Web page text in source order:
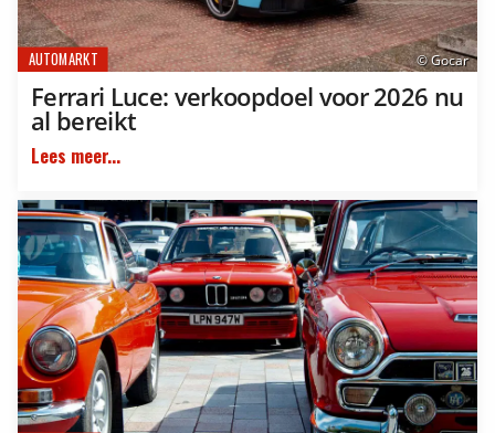
© Gocar
AUTOMARKT
Ferrari Luce: verkoopdoel voor 2026 nu
al bereikt
Lees meer...